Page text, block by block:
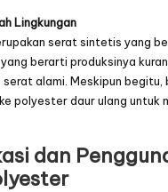
Lingkungan
serat sintetis yang
berarti produksinya
serat alami. Meskipun begitu,
polyester daur ulang untuk
dan